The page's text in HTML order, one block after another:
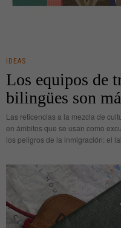
IDEAS
Los equipos de
bilingües son
Las reticencias a la mezcla de
en ámbitos que se usan como
los peligros de la inmigración: el